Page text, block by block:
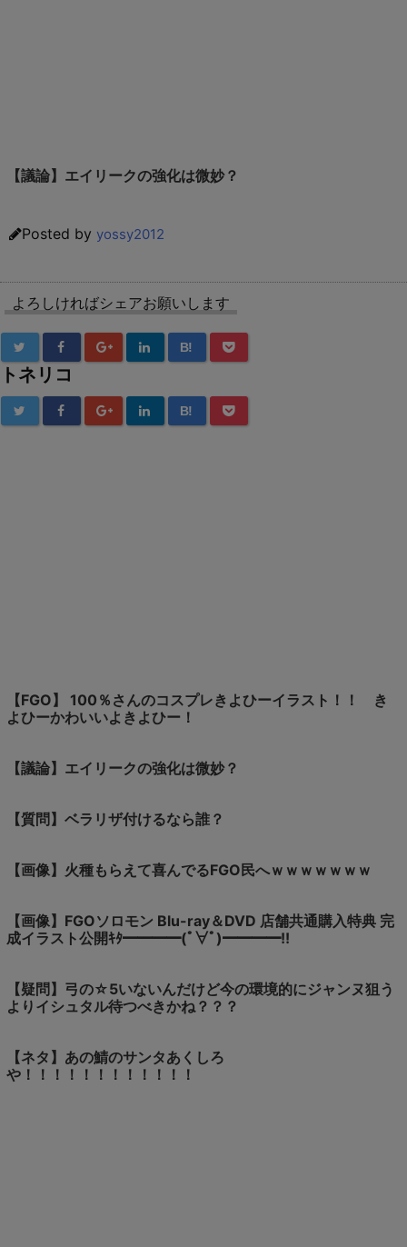
【議論】エイリークの強化は微妙？
Posted by yossy2012
よろしければシェアお願いします
B!
トネリコ
B!
【FGO】 100％さんのコスプレきよひーイラスト！！ き
よひーかわいいよきよひー！
【議論】エイリークの強化は微妙？
【質問】ベラリザ付けるなら誰？
【画像】火種もらえて喜んでるFGO民へｗｗｗｗｗｗｗ
【画像】FGOソロモン Blu-ray＆DVD 店舗共通購入特典 完
成イラスト公開ｷﾀ━━━━(ﾟ∀ﾟ)━━━━!!
【疑問】弓の☆5いないんだけど今の環境的にジャンヌ狙う
よりイシュタル待つべきかね？？？
【ネタ】あの鯖のサンタあくしろ
や！！！！！！！！！！！！